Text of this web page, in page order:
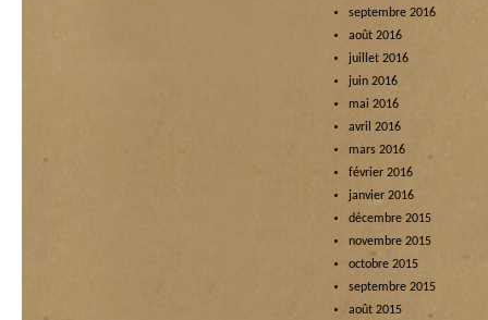
septembre 2016
août 2016
juillet 2016
juin 2016
mai 2016
avril 2016
mars 2016
février 2016
janvier 2016
décembre 2015
novembre 2015
octobre 2015
septembre 2015
août 2015